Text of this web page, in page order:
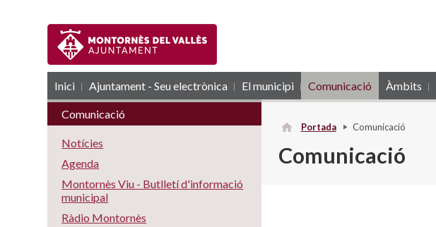
Inici Ajuntament - Seu electrònica El municipi Comunicació Àmbits
RSS
Portada Comunicació
Comunicació
Comunicació
Notícies
Agenda
Montornès Viu - Butlletí d'informació
municipal
Ràdio Montornès